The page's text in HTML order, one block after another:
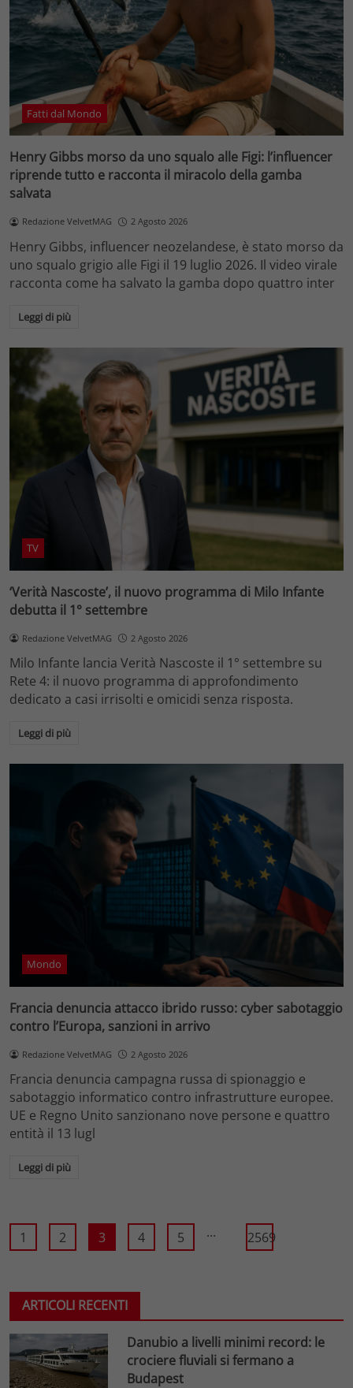
Fatti dal Mondo
Henry Gibbs morso da uno squalo alle Figi: l’influencer
riprende tutto e racconta il miracolo della gamba
salvata
Redazione VelvetMAG 2 Agosto 2026
Henry Gibbs, influencer neozelandese, è stato morso da
uno squalo grigio alle Figi il 19 luglio 2026. Il video virale
racconta come ha salvato la gamba dopo quattro inter
Leggi di più
TV
‘Verità Nascoste’, il nuovo programma di Milo Infante
debutta il 1° settembre
Redazione VelvetMAG 2 Agosto 2026
Milo Infante lancia Verità Nascoste il 1° settembre su
Rete 4: il nuovo programma di approfondimento
dedicato a casi irrisolti e omicidi senza risposta.
Leggi di più
Mondo
Francia denuncia attacco ibrido russo: cyber sabotaggio
contro l’Europa, sanzioni in arrivo
Redazione VelvetMAG 2 Agosto 2026
Francia denuncia campagna russa di spionaggio e
sabotaggio informatico contro infrastrutture europee.
UE e Regno Unito sanzionano nove persone e quattro
entità il 13 lugl
Leggi di più
1 2 3 4 5 ... 2569
ARTICOLI RECENTI
Danubio a livelli minimi record: le
crociere fluviali si fermano a
Budapest